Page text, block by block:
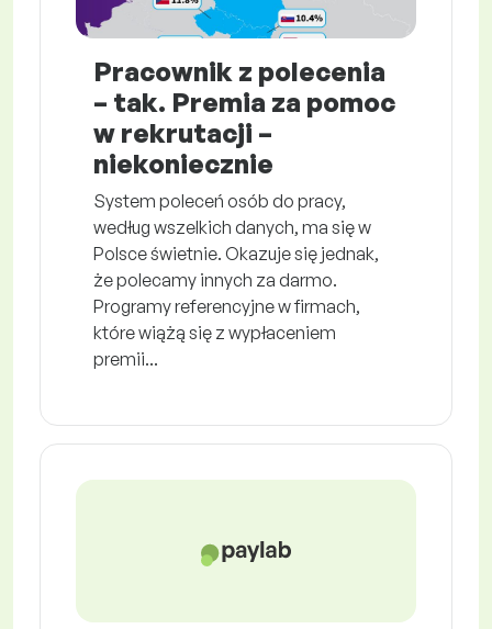
Pracownik z polecenia
– tak. Premia za pomoc
w rekrutacji –
niekoniecznie
System poleceń osób do pracy,
według wszelkich danych, ma się w
Polsce świetnie. Okazuje się jednak,
że polecamy innych za darmo.
Programy referencyjne w firmach,
które wiążą się z wypłaceniem
premii...